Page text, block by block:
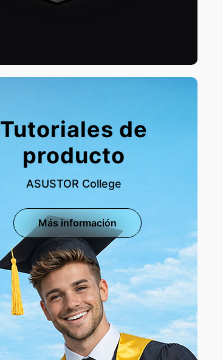
Tutoriales de
producto
ASUSTOR College
Más información